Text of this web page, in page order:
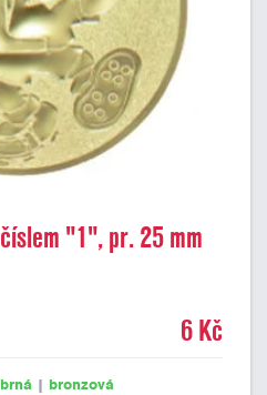
"1", pr. 25 mm
6 Kč
| bronzová